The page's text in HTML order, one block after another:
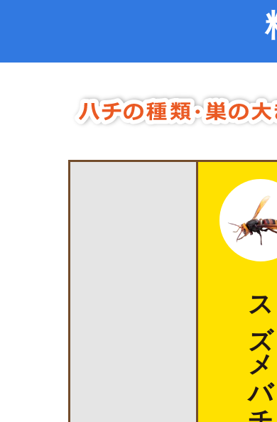
スズメバチ